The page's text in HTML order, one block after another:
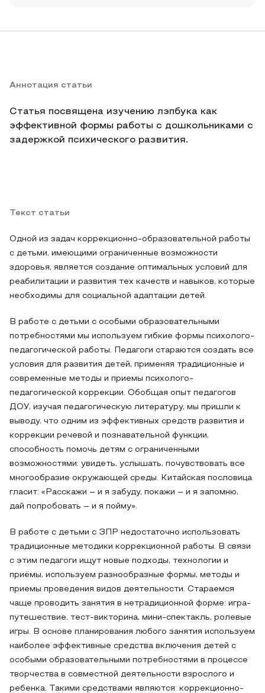
Аннотация статьи
Статья посвящена изучению лэпбука как
эффективной формы работы с дошкольниками с
задержкой психического развития.
Текст статьи
Одной из задач коррекционно-образовательной работы
с детьми, имеющими ограниченные возможности
здоровья, является создание оптимальных условий для
реабилитации и развития тех качеств и навыков, которые
необходимы для социальной адаптации детей.
В работе с детьми с особыми образовательными
потребностями мы используем гибкие формы психолого-
педагогической работы. Педагоги стараются создать все
условия для развития детей, применяя традиционные и
современные методы и приемы психолого-
педагогической коррекции. Обобщая опыт педагогов
ДОУ, изучая педагогическую литературу, мы пришли к
выводу, что одним из эффективных средств развития и
коррекции речевой и познавательной функции,
способность помочь детям с ограниченными
возможностями: увидеть, услышать, почувствовать все
многообразие окружающей среды. Китайская пословица
гласит: «Расскажи – и я забуду, покажи – и я запомню,
дай попробовать – и я пойму».
В работе с детьми с ЗПР недостаточно использовать
традиционные методики коррекционной работы. В связи
с этим педагоги ищут новые подходы, технологии и
приёмы, используем разнообразные формы, методы и
приемы проведения видов деятельности. Стараемся
чаще проводить занятия в нетрадиционной форме: игра-
путешествие, тест-викторина, мини-спектакль, ролевые
игры. В основе планирования любого занятия используем
наиболее эффективные средства включения детей с
особыми образовательными потребностями в процессе
творчества в совместной деятельности взрослого и
ребенка. Такими средствами являются: коррекционно-